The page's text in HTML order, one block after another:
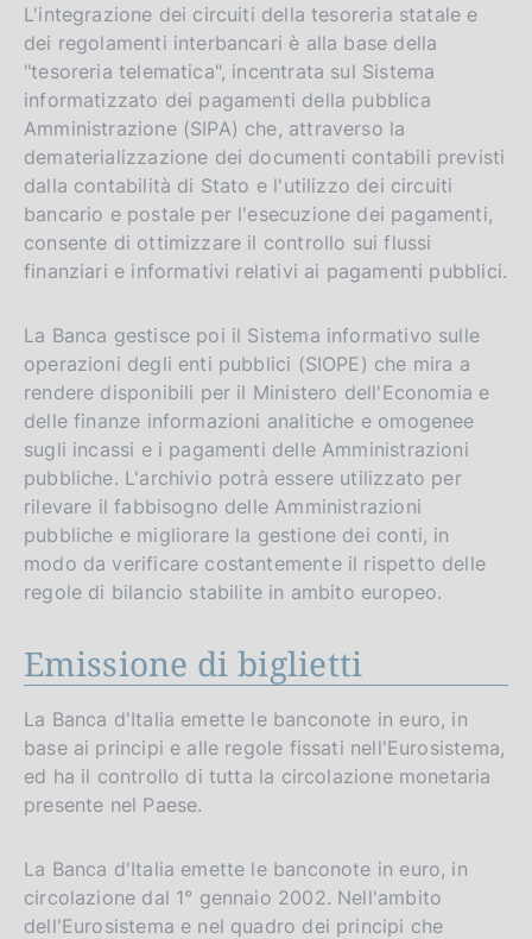
L'integrazione dei circuiti della tesoreria statale e
dei regolamenti interbancari è alla base della
"tesoreria telematica", incentrata sul Sistema
informatizzato dei pagamenti della pubblica
Amministrazione (SIPA) che, attraverso la
dematerializzazione dei documenti contabili previsti
dalla contabilità di Stato e l'utilizzo dei circuiti
bancario e postale per l'esecuzione dei pagamenti,
consente di ottimizzare il controllo sui flussi
finanziari e informativi relativi ai pagamenti pubblici.
La Banca gestisce poi il Sistema informativo sulle
operazioni degli enti pubblici (SIOPE) che mira a
rendere disponibili per il Ministero dell'Economia e
delle finanze informazioni analitiche e omogenee
sugli incassi e i pagamenti delle Amministrazioni
pubbliche. L'archivio potrà essere utilizzato per
rilevare il fabbisogno delle Amministrazioni
pubbliche e migliorare la gestione dei conti, in
modo da verificare costantemente il rispetto delle
regole di bilancio stabilite in ambito europeo.
Emissione di biglietti
La Banca d'Italia emette le banconote in euro, in
base ai principi e alle regole fissati nell'Eurosistema,
ed ha il controllo di tutta la circolazione monetaria
presente nel Paese.
La Banca d'Italia emette le banconote in euro, in
circolazione dal 1° gennaio 2002. Nell'ambito
dell'Eurosistema e nel quadro dei principi che